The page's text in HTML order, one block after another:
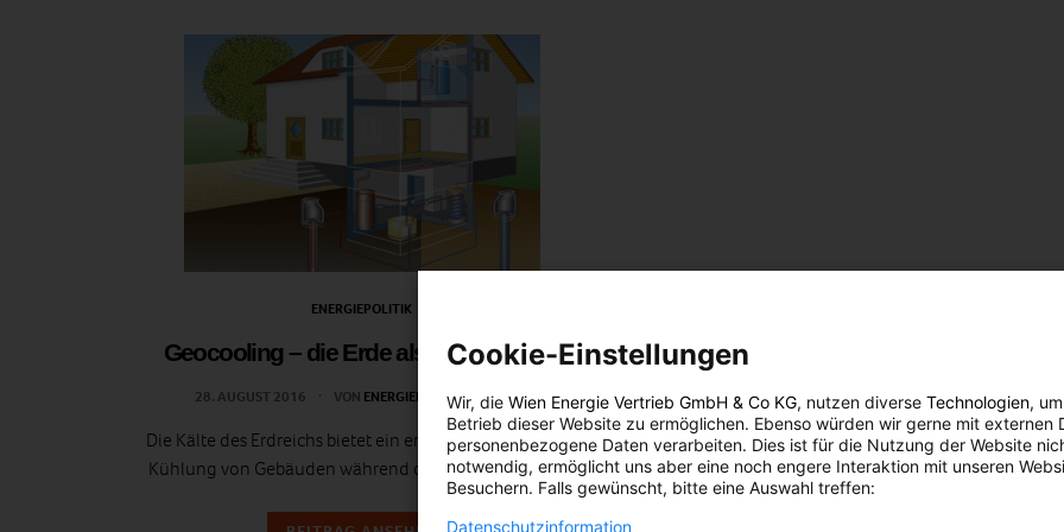
ENERGIEPOLITIK
Geocooling – die Erde als Klimaanlage
28. AUGUST 2016 VON ENERGIELEBEN REDAKTION
Die Kälte des Erdreichs bietet ein enormes Potenzial zur
Kühlung von Gebäuden während der Sommermonate.
Cookie-Einstellungen
Wir, die Wien Energie Vertrieb GmbH & Co KG, nutzen diverse Technologien,
Betrieb dieser Website zu ermöglichen. Ebenso würden wir gerne mit externen
personenbezogene Daten verarbeiten. Dies ist für die Nutzung der Website
notwendig, ermöglicht uns aber eine noch engere Interaktion mit unseren
Besuchern. Falls gewünscht, bitte eine Auswahl treffen:
Datenschutzinformation